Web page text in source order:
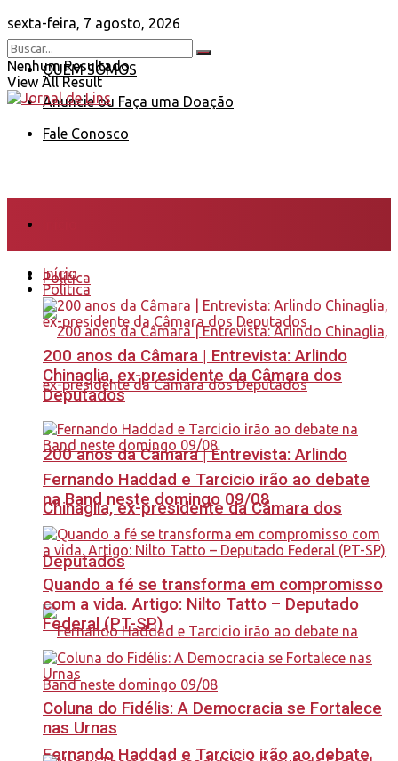
sexta-feira, 7 agosto, 2026
QUEM SOMOS
Anuncie ou Faça uma Doação
Fale Conosco
Nenhum Resultado
View All Result
Política
200 anos da Câmara | Entrevista: Arlindo
Chinaglia, ex-presidente da Câmara dos
Deputados
Fernando Haddad e Tarcicio irão ao debate
Início
Política
200 anos da Câmara | Entrevista: Arlindo
Chinaglia, ex-presidente da Câmara dos
Deputados
Fernando Haddad e Tarcicio irão ao debate
na Band neste domingo 09/08
Quando a fé se transforma em compromisso
com a vida. Artigo: Nilto Tatto – Deputado
Federal (PT-SP)
Coluna do Fidélis: A Democracia se Fortalece
nas Urnas